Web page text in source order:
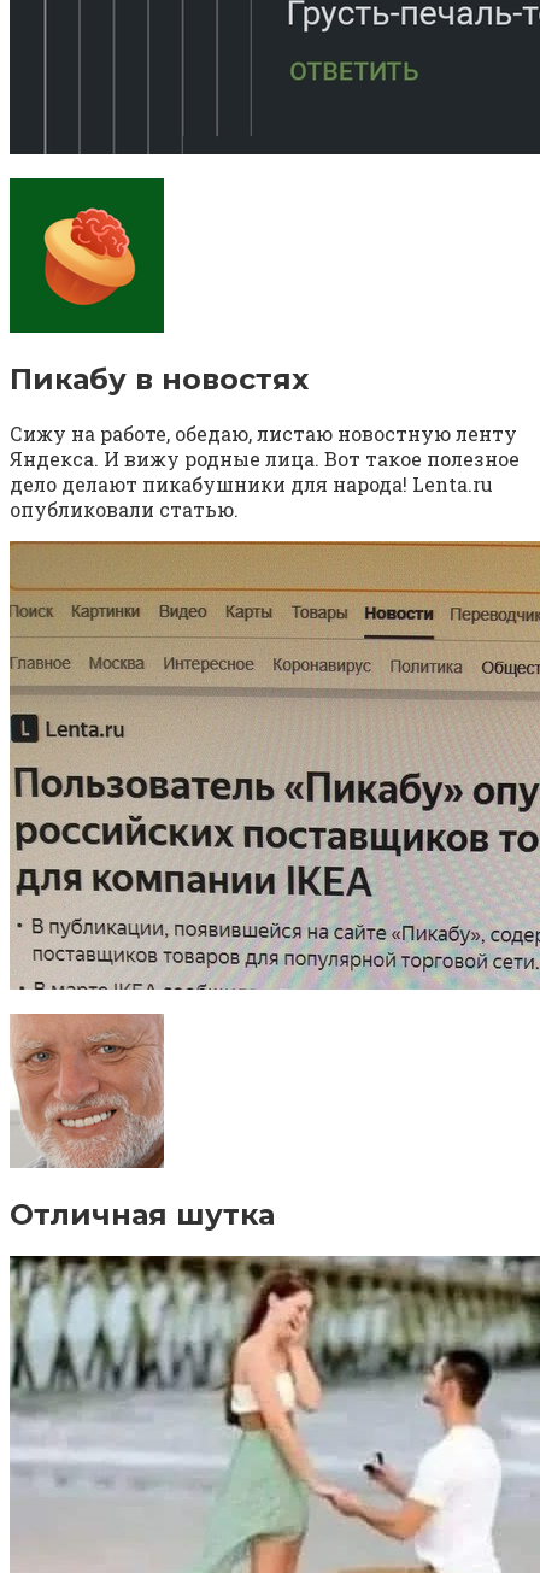
Пикабу в новостях⁠ ⁠
Сижу на работе, обедаю, листаю новостную ленту
Яндекса. И вижу родные лица. Вот такое полезное
дело делают пикабушники для народа! Lenta.ru
опубликовали статью.
Отличная шутка⁠ ⁠